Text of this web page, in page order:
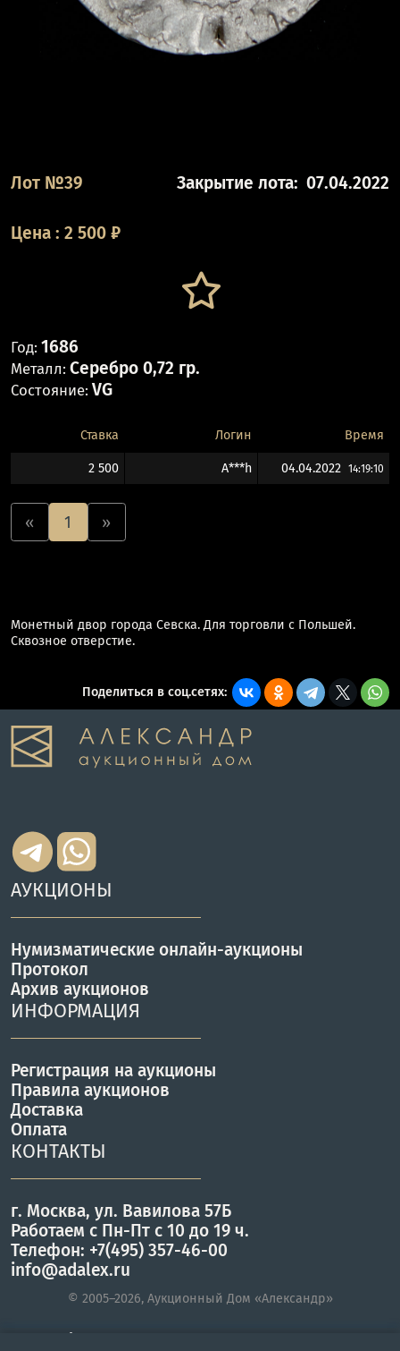
Лот №39 Закрытие лота: 07.04.2022
Цена : 2 500 ₽
Год: 1686
Металл: Серебро 0,72 гр.
Состояние: VG
Ставка Логин Время
2 500 A***h 04.04.2022 14:19:10
« 1 »
Монетный двор города Севска. Для торговли с Польшей.
Сквозное отверстие.
Поделиться в соц.сетях:
АУКЦИОНЫ
Нумизматические онлайн-аукционы
Протокол
Архив аукционов
ИНФОРМАЦИЯ
Регистрация на аукционы
Правила аукционов
Доставка
Оплата
КОНТАКТЫ
г. Москва, ул. Вавилова 57Б
Работаем с Пн-Пт с 10 до 19 ч.
Телефон: +7(495) 357-46-00
info@adalex.ru
© 2005–2026, Аукционный Дом «Александр»